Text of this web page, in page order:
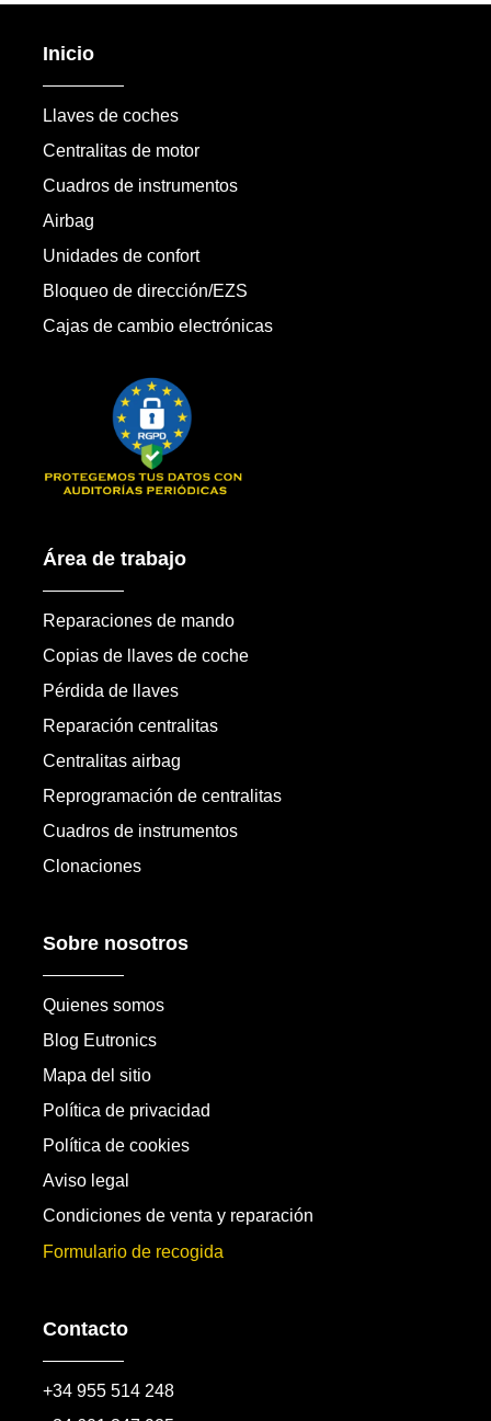
Inicio
Llaves de coches
Centralitas de motor
Cuadros de instrumentos
Airbag
Unidades de confort
Bloqueo de dirección/EZS
Cajas de cambio electrónicas
Área de trabajo
Reparaciones de mando
Copias de llaves de coche
Pérdida de llaves
Reparación centralitas
Centralitas airbag
Reprogramación de centralitas
Cuadros de instrumentos
Clonaciones
Sobre nosotros
Quienes somos
Blog Eutronics
Mapa del sitio
Política de privacidad
Política de cookies
Aviso legal
Condiciones de venta y reparación
Formulario de recogida
Contacto
+34 955 514 248